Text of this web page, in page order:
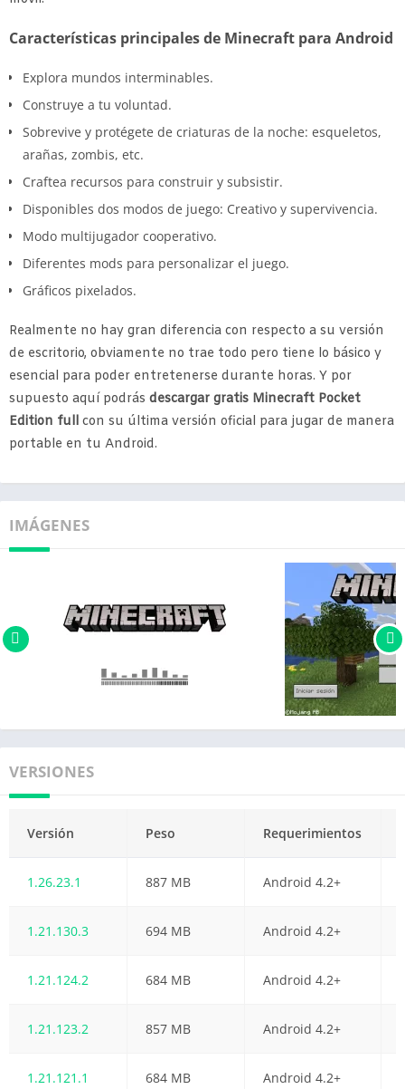
Características principales de Minecraft para Android
Explora mundos interminables.
Construye a tu voluntad.
Sobrevive y protégete de criaturas de la noche: esqueletos,
arañas, zombis, etc.
Craftea recursos para construir y subsistir.
Disponibles dos modos de juego: Creativo y supervivencia.
Modo multijugador cooperativo.
Diferentes mods para personalizar el juego.
Gráficos pixelados.
Realmente no hay gran diferencia con respecto a su versión
de escritorio, obviamente no trae todo pero tiene lo básico y
esencial para poder entretenerse durante horas. Y por
supuesto aquí podrás descargar gratis Minecraft Pocket
Edition full con su última versión oficial para jugar de manera
portable en tu Android.
IMÁGENES
VERSIONES
Versión Peso Requerimientos
1.26.23.1 887 MB Android 4.2+
1.21.130.3 694 MB Android 4.2+
1.21.124.2 684 MB Android 4.2+
1.21.123.2 857 MB Android 4.2+
1.21.121.1 684 MB Android 4.2+